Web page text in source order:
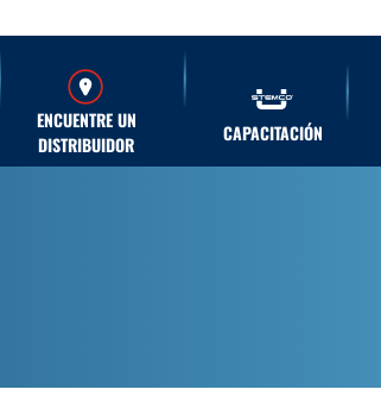
ENCUENTRE UN
DISTRIBUIDOR
CAPACITACIÓN